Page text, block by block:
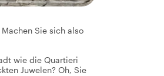
Sie sich also
wie die Quartieri
Juwelen? Oh, Sie